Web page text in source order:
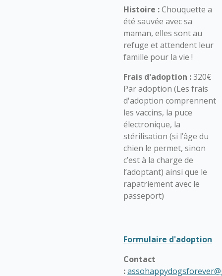
Histoire :Chouquette a
été sauvée avec sa
maman, elles sont au
refuge et attendent leur
famille pour la vie !
Frais d'adoption :320€
Par adoption (Les frais
d'adoption comprennent
les vaccins, la puce
électronique, la
stérilisation (si l’âge du
chien le permet, sinon
c’est à la charge de
l’adoptant) ainsi que le
rapatriement avec le
passeport)
Formulaire d'adoption
Contact
: